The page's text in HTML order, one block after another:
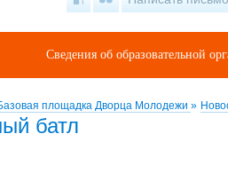
площадка Дворца Молодежи »
батл
Сведения об образовательной